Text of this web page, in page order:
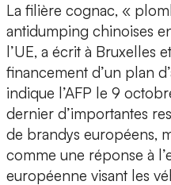
La filière cognac, «
antidumping chinoises
l’UE, a écrit à Bruxelles
financement d’un plan
indique l’AFP le 9
dernier d’importantes
de brandys européens,
comme une réponse à
européenne visant les